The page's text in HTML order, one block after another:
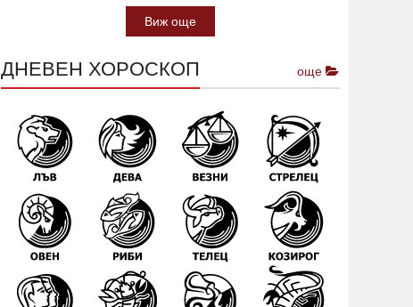
Виж още
ДНЕВЕН ХОРОСКОП още